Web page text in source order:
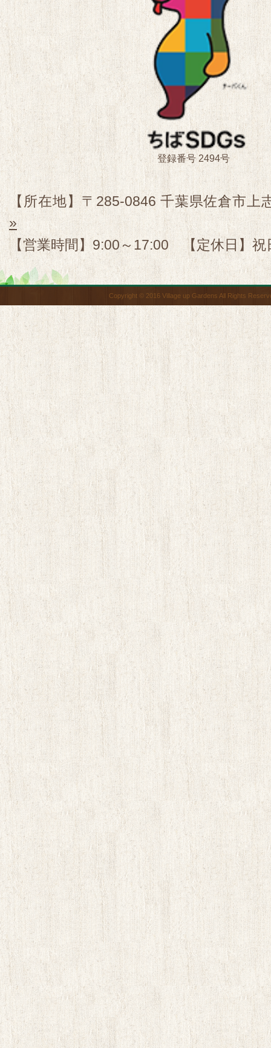
登録番号 2494号
【所在地】〒285-0846 千葉県佐倉市
»
【営業時間】9:00～17:00 【定休日】祝
Copyright © 2016 Village up Gardens All Rights